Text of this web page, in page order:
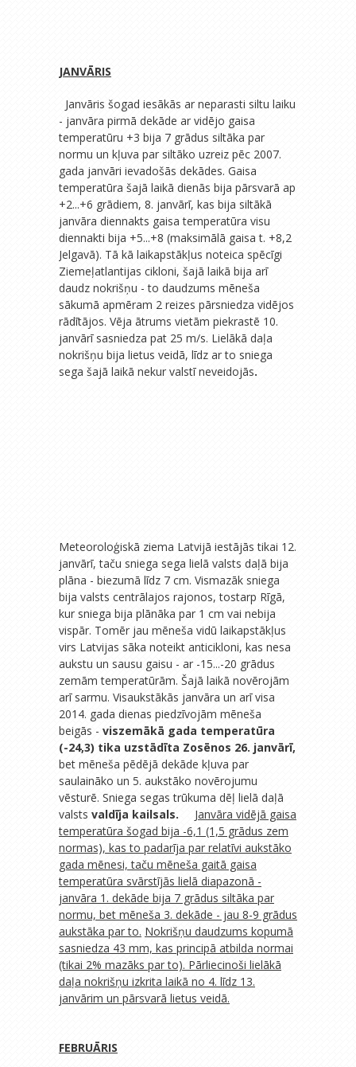
JANVĀRIS
Janvāris šogad iesākās ar neparasti siltu laiku
- janvāra pirmā dekāde ar vidējo gaisa
temperatūru +3 bija 7 grādus siltāka par
normu un kļuva par siltāko uzreiz pēc 2007.
gada janvāri ievadošās dekādes. Gaisa
temperatūra šajā laikā dienās bija pārsvarā ap
+2...+6 grādiem, 8. janvārī, kas bija siltākā
janvāra diennakts gaisa temperatūra visu
diennakti bija +5...+8 (maksimālā gaisa t. +8,2
Jelgavā). Tā kā laikapstākļus noteica spēcīgi
Ziemeļatlantijas cikloni, šajā laikā bija arī
daudz nokrišņu - to daudzums mēneša
sākumā apmēram 2 reizes pārsniedza vidējos
rādītājos. Vēja ātrums vietām piekrastē 10.
janvārī sasniedza pat 25 m/s. Lielākā daļa
nokrišņu bija lietus veidā, līdz ar to sniega
sega šajā laikā nekur valstī neveidojās.
Meteoroloģiskā ziema Latvijā iestājās tikai 12.
janvārī, taču sniega sega lielā valsts daļā bija
plāna - biezumā līdz 7 cm. Vismazāk sniega
bija valsts centrālajos rajonos, tostarp Rīgā,
kur sniega bija plānāka par 1 cm vai nebija
vispār. Tomēr jau mēneša vidū laikapstākļus
virs Latvijas sāka noteikt anticikloni, kas nesa
aukstu un sausu gaisu - ar -15...-20 grādus
zemām temperatūrām. Šajā laikā novērojām
arī sarmu. Visaukstākās janvāra un arī visa
2014. gada dienas piedzīvojām mēneša
beigās - viszemākā gada temperatūra
(-24,3) tika uzstādīta Zosēnos 26. janvārī,
bet mēneša pēdējā dekāde kļuva par
saulaināko un 5. aukstāko novērojumu
vēsturē. Sniega segas trūkuma dēļ lielā daļā
valsts valdīja kailsals.
Janvāra vidējā gaisa
temperatūra šogad bija -6,1 (1,5 grādus zem
normas), kas to padarīja par relatīvi aukstāko
gada mēnesi, taču mēneša gaitā gaisa
temperatūra svārstījās lielā diapazonā -
janvāra 1. dekāde bija 7 grādus siltāka par
normu, bet mēneša 3. dekāde - jau 8-9 grādus
aukstāka par to. Nokrišņu daudzums kopumā
sasniedza 43 mm, kas principā atbilda normai
(tikai 2% mazāks par to). Pārliecinoši lielākā
daļa nokrišņu izkrita laikā no 4. līdz 13.
janvārim un pārsvarā lietus veidā.
FEBRUĀRIS